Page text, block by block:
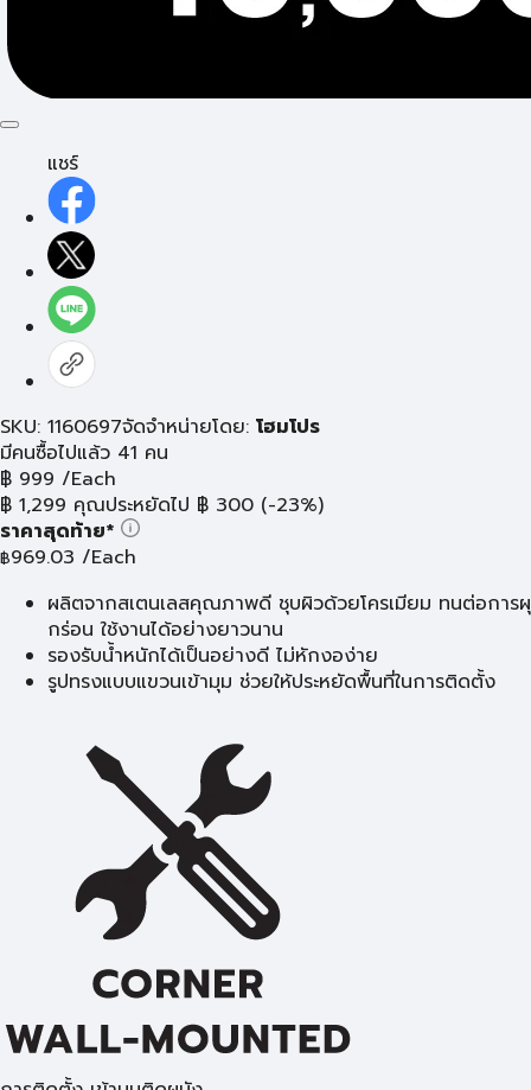
แชร์
SKU: 1160697จัดจำหน่ายโดย: โฮมโปร
มีคนซื้อไปแล้ว 41 คน
฿ 999 /Each
฿ 1,299 คุณประหยัดไป ฿ 300 (-23%)
ราคาสุดท้าย*
฿969.03 /Each
ผลิตจากสเตนเลสคุณภาพดี ชุบผิวด้วยโครเมียม ทนต่อการผุ
กร่อน ใช้งานได้อย่างยาวนาน
รองรับน้ำหนักได้เป็นอย่างดี ไม่หักงอง่าย
รูปทรงแบบแขวนเข้ามุม ช่วยให้ประหยัดพื้นที่ในการติดตั้ง